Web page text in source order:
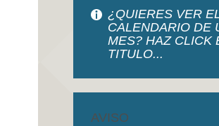
¿QUIERES VER
CALENDARIO DE
MES? HAZ CLICK
TITULO...
AVISO